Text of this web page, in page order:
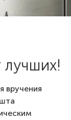
вручения